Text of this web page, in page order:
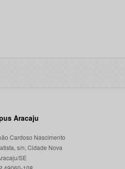
Aracaju
Cardoso Nascimento
s/n, Cidade Nova
SE